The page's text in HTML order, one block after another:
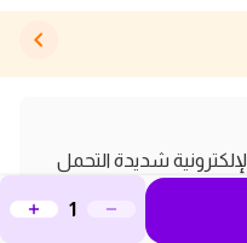
شديدة التحمل
احتياجات التغليف في مختلف